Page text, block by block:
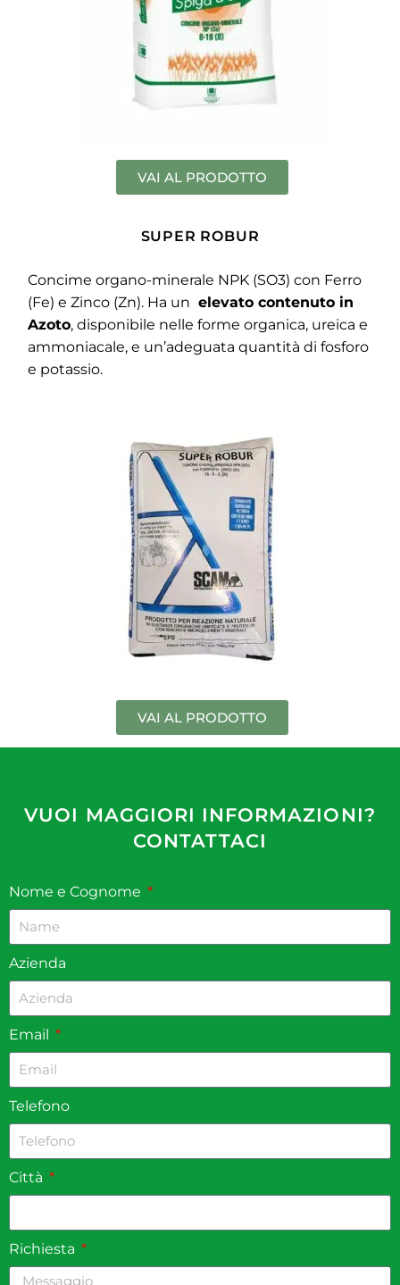
VAI AL PRODOTTO
SUPER ROBUR
Concime organo-minerale NPK (SO3) con Ferro
(Fe) e Zinco (Zn). Ha un elevato contenuto in
Azoto, disponibile nelle forme organica, ureica e
ammoniacale, e un’adeguata quantità di fosforo
e potassio.
VAI AL PRODOTTO
VUOI MAGGIORI INFORMAZIONI?
CONTATTACI
Nome e Cognome
Azienda
Email
Telefono
Città
Richiesta